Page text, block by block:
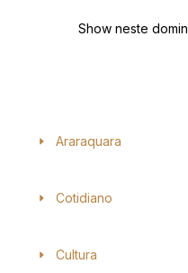
Show neste
Araraquara
Cotidiano
Cultura